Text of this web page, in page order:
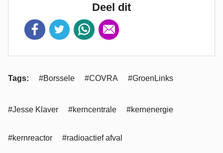
Deel dit
Tags: #Borssele #COVRA #GroenLinks
#Jesse Klaver #kerncentrale #kernenergie
#kernreactor #radioactief afval